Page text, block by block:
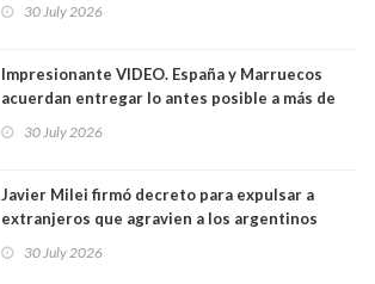
30 July 2026
Impresionante VIDEO. España y Marruecos
acuerdan entregar lo antes posible a más de
avalancha y de manera irregular a territorio
30 July 2026
Javier Milei firmó decreto para expulsar a
extranjeros que agravien a los argentinos
30 July 2026